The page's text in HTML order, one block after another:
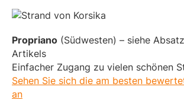
Propriano (Südwesten) – siehe
Artikels
Einfacher Zugang zu vielen schönen
Sehen Sie sich die am besten
an